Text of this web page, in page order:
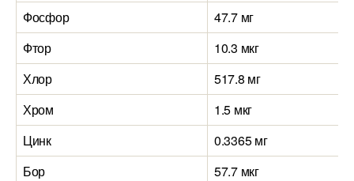
Фосфор
47.7 мг
Фтор
10.3 мкг
Хлор
517.8 мг
Хром
1.5 мкг
Цинк
0.3365 мг
Бор
57.7 мкг